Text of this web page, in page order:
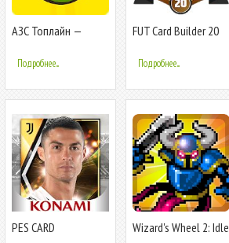
АЗС Топлайн —
Подробнее...
FUT Card Builder 20
Подробнее...
PES CARD
Wizard's Wheel 2: Idle